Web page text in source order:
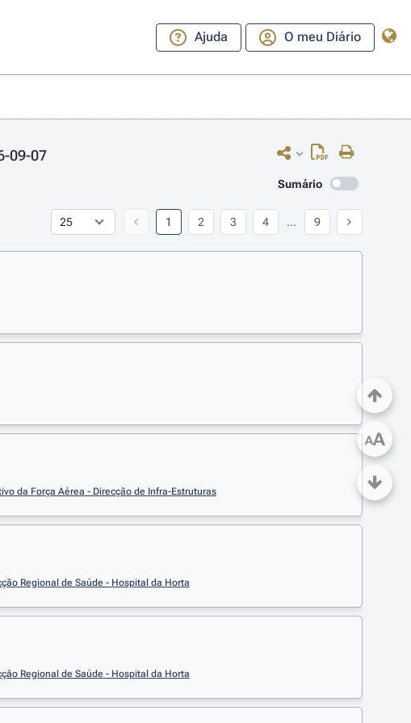
Ajuda O meu Diário
09-07
Sumário
1 2 3 4 ... 9
da Força Aérea - Direcção de Infra-Estruturas
Regional de Saúde - Hospital da Horta
Regional de Saúde - Hospital da Horta
AA